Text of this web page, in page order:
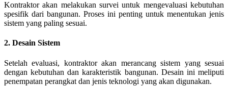
Kontraktor akan melakukan survei untuk mengevaluasi kebutuhan
spesifik dari bangunan. Proses ini penting untuk menentukan jenis
sistem yang paling sesuai.
2. Desain Sistem
Setelah evaluasi, kontraktor akan merancang sistem yang sesuai
dengan kebutuhan dan karakteristik bangunan. Desain ini meliputi
penempatan perangkat dan jenis teknologi yang akan digunakan.